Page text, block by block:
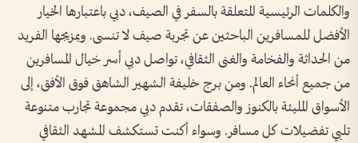
والكلمات الرئيسية المتعلقة بالسفر في الصيف، دبي باعتبارها الخيار
الأفضل للمسافرين الباحثين عن تجربة صيف لا تنسى. وبمزيجها الفريد
من الحداثة والفخامة والغنى الثقافي، تواصل دبي أسر خيال المسافرين
من جميع أنحاء العالم. ومن برج خليفة الشهير الشاهق فوق الأفق، إلى
الأسواق المليئة بالكنوز والصفقات، تقدم دبي مجموعة تجارب متنوعة
تلبي تفضيلات كل مسافر. وسواء أكنت تستكشف المشهد الثقافي